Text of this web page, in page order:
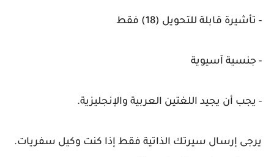
- تأشيرة قابلة للتحويل (18) فقط
- جنسية آسيوية
- يجب أن يجيد اللغتين العربية والإنجليزية.
يرجى إرسال سيرتك الذاتية فقط إذا كنت وكيل سفريات.